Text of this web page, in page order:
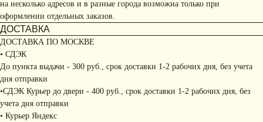
на несколько адресов и в разные города возможна только при
оформлении отдельных заказов.
ДОСТАВКА
ДОСТАВКА ПО МОСКВЕ
• СДЭК
До пункта выдачи - 300 руб., срок доставки 1-2 рабочих дня, без учета
дня отправки
•СДЭК Курьер до двери - 400 руб., срок доставки 1-2 рабочих дня, без
учета дня отправки
• Курьер Яндекс